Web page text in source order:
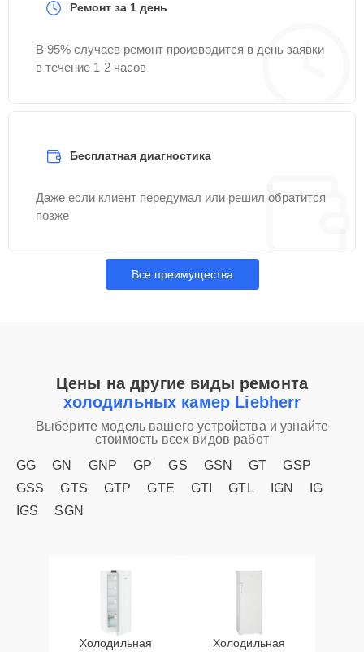
Ремонт за 1 день
В 95% случаев ремонт производится в день заявки
в течение 1-2 часов
Бесплатная диагностика
Даже если клиент передумал или решил обратится
позже
Все преимущества
Цены на другие виды ремонта
холодильных камер Liebherr
Выберите модель вашего устройства и узнайте
стоимость всех видов работ
GG
GN GNP GP GS GSN GT
GSP
GSS
GTS GTP GTE GTI GTL IGN
IG
IGS
SGN
Холодильная
Холодильная